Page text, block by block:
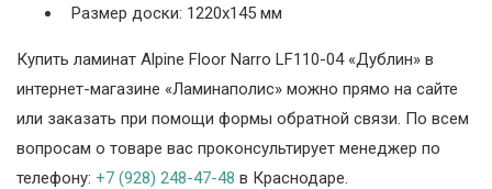
Размер доски: 1220х145 мм
Купить ламинат Alpine Floor Narro LF110-04 «Дублин» в
интернет-магазине «Ламинаполис» можно прямо на сайте
или заказать при помощи формы обратной связи. По всем
вопросам о товаре вас проконсультирует менеджер по
телефону: +7 (928) 248-47-48 в Краснодаре.